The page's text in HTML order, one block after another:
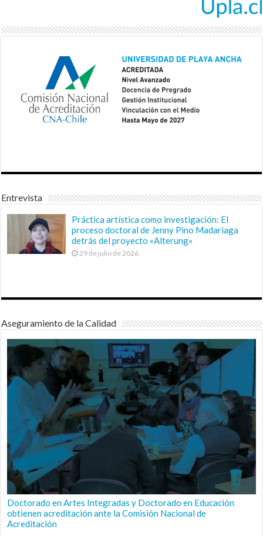
Entrevista
Práctica artística como investigación: El
proceso doctoral de Jenny Pino Madariaga
detrás del proyecto «Alterung»
29 de julio de 2026
Aseguramiento de la Calidad
Doctorado en Artes Integradas y Doctorado en Educación
obtienen acreditación ante la Comisión Nacional de
Acreditación